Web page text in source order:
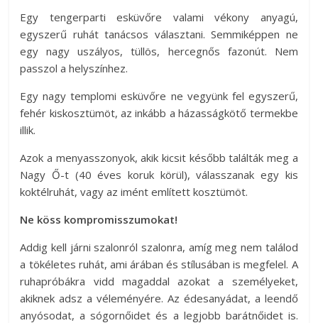
Egy tengerparti esküvőre valami vékony anyagú,
egyszerű ruhát tanácsos választani. Semmiképpen ne
egy nagy uszályos, tüllös, hercegnős fazonút. Nem
passzol a helyszínhez.
Egy nagy templomi esküvőre ne vegyünk fel egyszerű,
fehér kiskosztümöt, az inkább a házasságkötő termekbe
illik.
Azok a menyasszonyok, akik kicsit később találták meg a
Nagy Ő-t (40 éves koruk körül), válasszanak egy kis
koktélruhát, vagy az imént említett kosztümöt.
Ne köss kompromisszumokat!
Addig kell járni szalonról szalonra, amíg meg nem találod
a tökéletes ruhát, ami árában és stílusában is megfelel. A
ruhapróbákra vidd magaddal azokat a személyeket,
akiknek adsz a véleményére. Az édesanyádat, a leendő
anyósodat, a sógornőidet és a legjobb barátnőidet is.